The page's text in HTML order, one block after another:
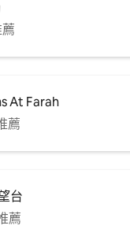
At Farah
薦
台
薦